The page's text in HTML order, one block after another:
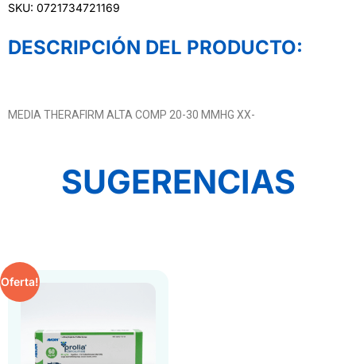
SKU: 0721734721169
DESCRIPCIÓN DEL PRODUCTO:
MEDIA THERAFIRM ALTA COMP 20-30 MMHG XX-
SUGERENCIAS
Oferta!